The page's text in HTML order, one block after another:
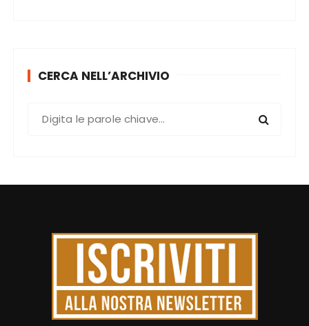
CERCA NELL’ARCHIVIO